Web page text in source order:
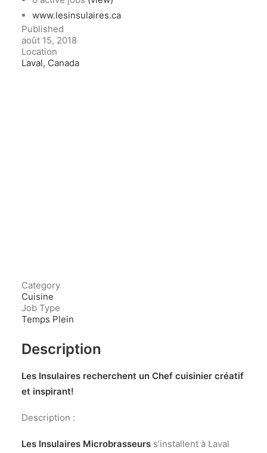
www.lesinsulaires.ca
Published
août 15, 2018
Location
Laval, Canada
Category
Cuisine
Job Type
Temps Plein
Description
Les Insulaires recherchent un Chef cuisinier créatif
et inspirant!
Description :
Les Insulaires Microbrasseurs s’installent à Laval